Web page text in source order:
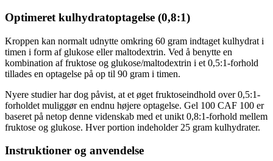
Optimeret kulhydratoptagelse (0,8:1)
Kroppen kan normalt udnytte omkring 60 gram indtaget kulhydrat i
timen i form af glukose eller maltodextrin. Ved å benytte en
kombination af fruktose og glukose/maltodextrin i et 0,5:1-forhold
tillades en optagelse på op til 90 gram i timen.
Nyere studier har dog påvist, at et øget fruktoseindhold over 0,5:1-
forholdet muliggør en endnu højere optagelse. Gel 100 CAF 100 er
baseret på netop denne videnskab med et unikt 0,8:1-forhold mellem
fruktose og glukose. Hver portion indeholder 25 gram kulhydrater.
Instruktioner og anvendelse